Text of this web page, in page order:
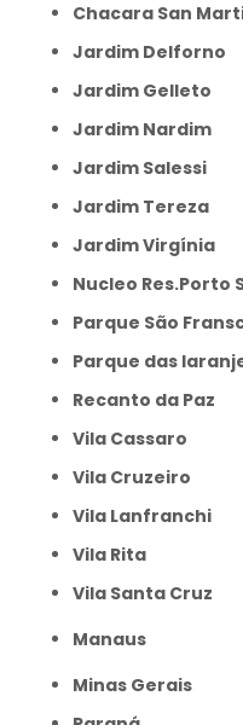
Chacara San
Jardim Delforno
Jardim Gelleto
Jardim Nardim
Jardim Salessi
Jardim Tereza
Jardim Virgínia
Nucleo Res.Porto
Parque São
Parque das
Recanto da Paz
Vila Cassaro
Vila Cruzeiro
Vila Lanfranchi
Vila Rita
Vila Santa Cruz
Manaus
Minas Gerais